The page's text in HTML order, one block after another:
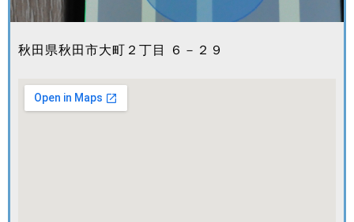
秋田県秋田市大町２丁目 ６－２９